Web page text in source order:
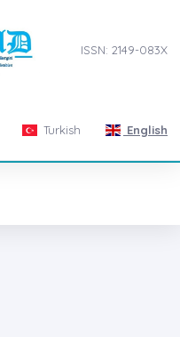
ISSN: 2149-083X
Turkish English